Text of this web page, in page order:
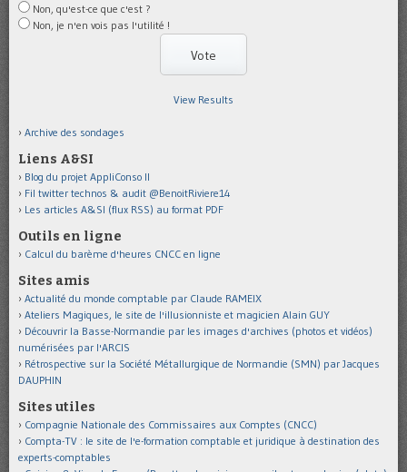
Non, qu'est-ce que c'est ?
Non, je n'en vois pas l'utilité !
View Results
Archive des sondages
Liens A&SI
Blog du projet AppliConso II
Fil twitter technos & audit @BenoitRiviere14
Les articles A&SI (flux RSS) au format PDF
Outils en ligne
Calcul du barème d'heures CNCC en ligne
Sites amis
Actualité du monde comptable par Claude RAMEIX
Ateliers Magiques, le site de l'illusionniste et magicien Alain GUY
Découvrir la Basse-Normandie par les images d'archives (photos et vidéos)
numérisées par l'ARCIS
Rétrospective sur la Société Métallurgique de Normandie (SMN) par Jacques
DAUPHIN
Sites utiles
Compagnie Nationale des Commissaires aux Comptes (CNCC)
Compta-TV : le site de l'e-formation comptable et juridique à destination des
experts-comptables